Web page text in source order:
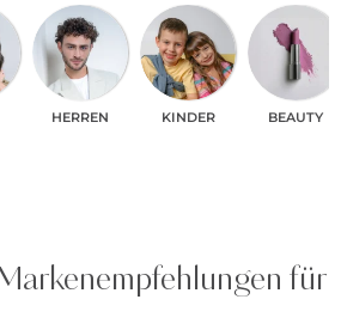
HERREN KINDER BEAUTY
für